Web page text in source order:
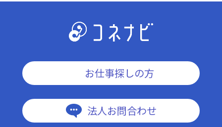
お仕事探しの方
法人お問合わせ